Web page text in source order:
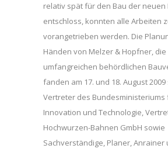
relativ spät für den Bau der neuen
entschloss, konnten alle Arbeiten
vorangetrieben werden. Die
Händen von Melzer & Hopfner, die
umfangreichen behördlichen
fanden am 17. und 18. August 2009
Vertreter des Bundesministeriums
Innovation und Technologie,
Hochwurzen-Bahnen GmbH sowie
Sachverständige, Planer, Anrainer